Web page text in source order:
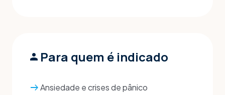
person Para quem é indicado
arrow_right_altAnsiedade e crises de pânico